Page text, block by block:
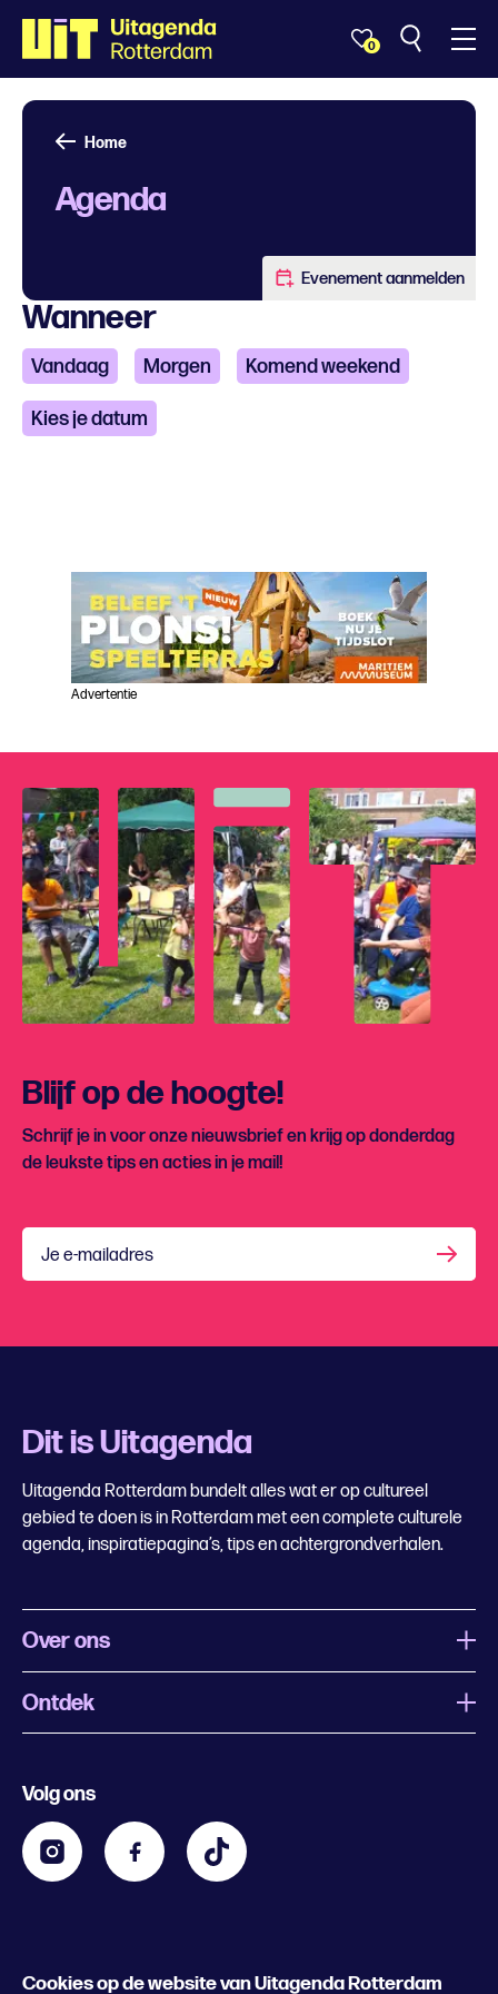
Cookies op de website van Uitagenda Rotterdam
0
Home
Agenda
Evenement aanmelden
Wanneer
Vandaag Morgen Komend weekend
Kies je datum
Advertentie
Blijf op de hoogte!
Schrijf je in voor onze nieuwsbrief en krijg op donderdag
de leukste tips en acties in je mail!
Je e-mailadres
Dit is Uitagenda
Uitagenda Rotterdam bundelt alles wat er op cultureel
gebied te doen is in Rotterdam met een complete culturele
agenda, inspiratiepagina’s, tips en achtergrondverhalen.
Over ons
Wat is Uitagenda Rotterdam
Contact
Zakelijk
Ontdek
Kids
Volg ons